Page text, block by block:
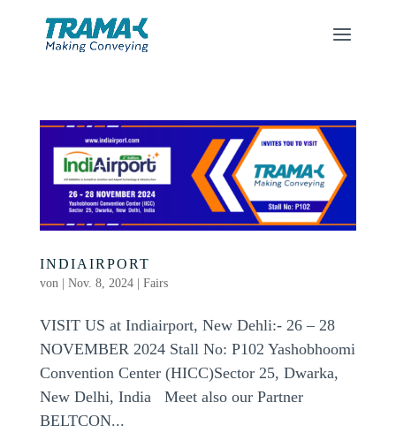
INDIAIRPORT
von Nov. 8, 2024| Fairs
VISIT US at Indiairport, New Dehli:- 26 – 28
NOVEMBER 2024 Stall No: P102 Yashobhoomi
Convention Center (HICC)Sector 25, Dwarka,
New Delhi, India Meet also our Partner
BELTCON...